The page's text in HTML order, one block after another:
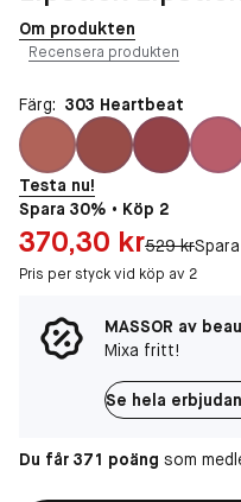
Om produkten
Recensera produkten
Färg: 303 Heartbeat
Testa nu!
Spara 30% • Köp 2
Pris: 370,30 kr
370,30 krOriginal pris:
529 kr
Pris per styck vid köp av 2
MASSOR av
Mixa fritt!
Se hela
Du får 371 poäng som